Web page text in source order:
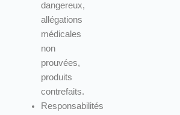
dangereux,
allégations
médicales
non
prouvées,
produits
contrefaits.
Responsabilités